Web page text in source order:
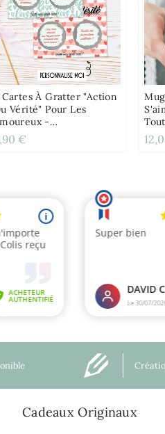
À Gratter "Action
Vérité" Pour Les
-
€
Cadeaux Originaux